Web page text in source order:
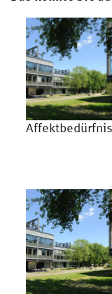
Affektbedürfnis